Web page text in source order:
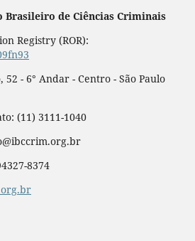
Brasileiro de Ciências Criminais
Registry (ROR):
52 - 6° Andar - Centro - São Paulo
(11) 3111-1040
8374